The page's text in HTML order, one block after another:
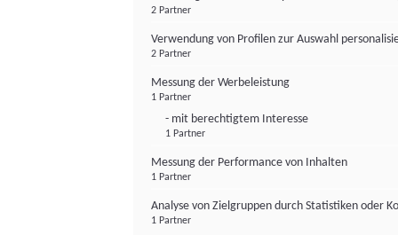
2 Partner
Verwendung von Profilen zur Auswahl
2 Partner
Messung der Werbeleistung
1 Partner
- mit berechtigtem Interesse
1 Partner
Messung der Performance von Inhalten
1 Partner
Analyse von Zielgruppen durch Statistiken oder
1 Partner